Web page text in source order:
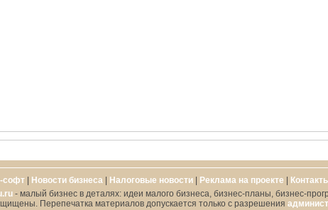
софт| Новости бизнеса | Налоговые новости| Реклама на проекте |
- малый бизнес в деталях: идеи малого бизнеса, бизнес-планы, бизнес-
Перепечатка материалов допускается только с разрешения